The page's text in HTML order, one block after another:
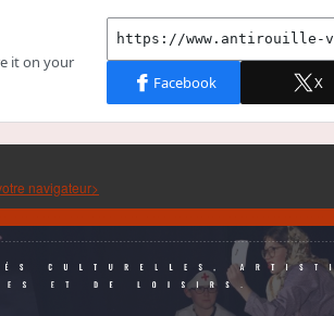
navigateur>